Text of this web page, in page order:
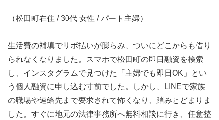
（松田町在住 / 30代 女性 / パート主婦）
生活費の補填でリボ払いが膨らみ、ついにどこからも借り
られなくなりました。スマホで松田町の即日融資を検索
し、インスタグラムで見つけた「主婦でも即日OK」とい
う個人融資に申し込む寸前でした。しかし、LINEで家族
の職場や連絡先まで要求されて怖くなり、踏みとどまりま
した。すぐに地元の法律事務所へ無料相談に行き、任意整